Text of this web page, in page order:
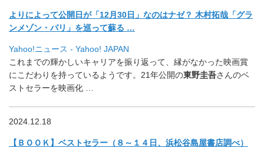
よりによって公開日が「12月30日」なのはナゼ？ 木村拓哉「グラ
ンメゾン・パリ」を巡って蘇る …
Yahoo!ニュース - Yahoo! JAPAN
これまでの輝かしいキャリアを振り返って、 縁がなかった映画賞
にこだわりを持っているようです。 21年公開の東野圭吾さんのベ
ストセラーを映画化 …
2024.12.18
【ＢＯＯＫ】ベストセラー（８～１４日、浜松谷島屋書店調べ）